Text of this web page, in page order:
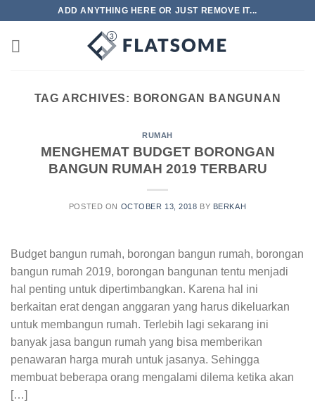
content
ADD ANYTHING HERE OR JUST REMOVE IT...
TAG ARCHIVES: BORONGAN BANGUNAN
RUMAH
MENGHEMAT BUDGET BORONGAN
BANGUN RUMAH 2019 TERBARU
POSTED ON OCTOBER 13, 2018 BY BERKAH
Budget bangun rumah, borongan bangun rumah, borongan
bangun rumah 2019, borongan bangunan tentu menjadi
hal penting untuk dipertimbangkan. Karena hal ini
berkaitan erat dengan anggaran yang harus dikeluarkan
untuk membangun rumah. Terlebih lagi sekarang ini
banyak jasa bangun rumah yang bisa memberikan
penawaran harga murah untuk jasanya. Sehingga
membuat beberapa orang mengalami dilema ketika akan
[…]